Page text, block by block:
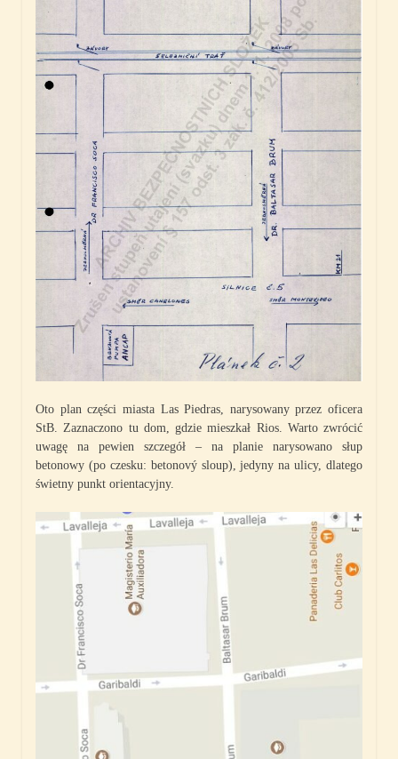
Oto plan części miasta Las Piedras, narysowany przez oficera
StB. Zaznaczono tu dom, gdzie mieszkał Rios. Warto zwrócić
uwagę na pewien szczegół – na planie narysowano słup
betonowy (po czesku: betonový sloup), jedyny na ulicy, dlatego
świetny punkt orientacyjny.